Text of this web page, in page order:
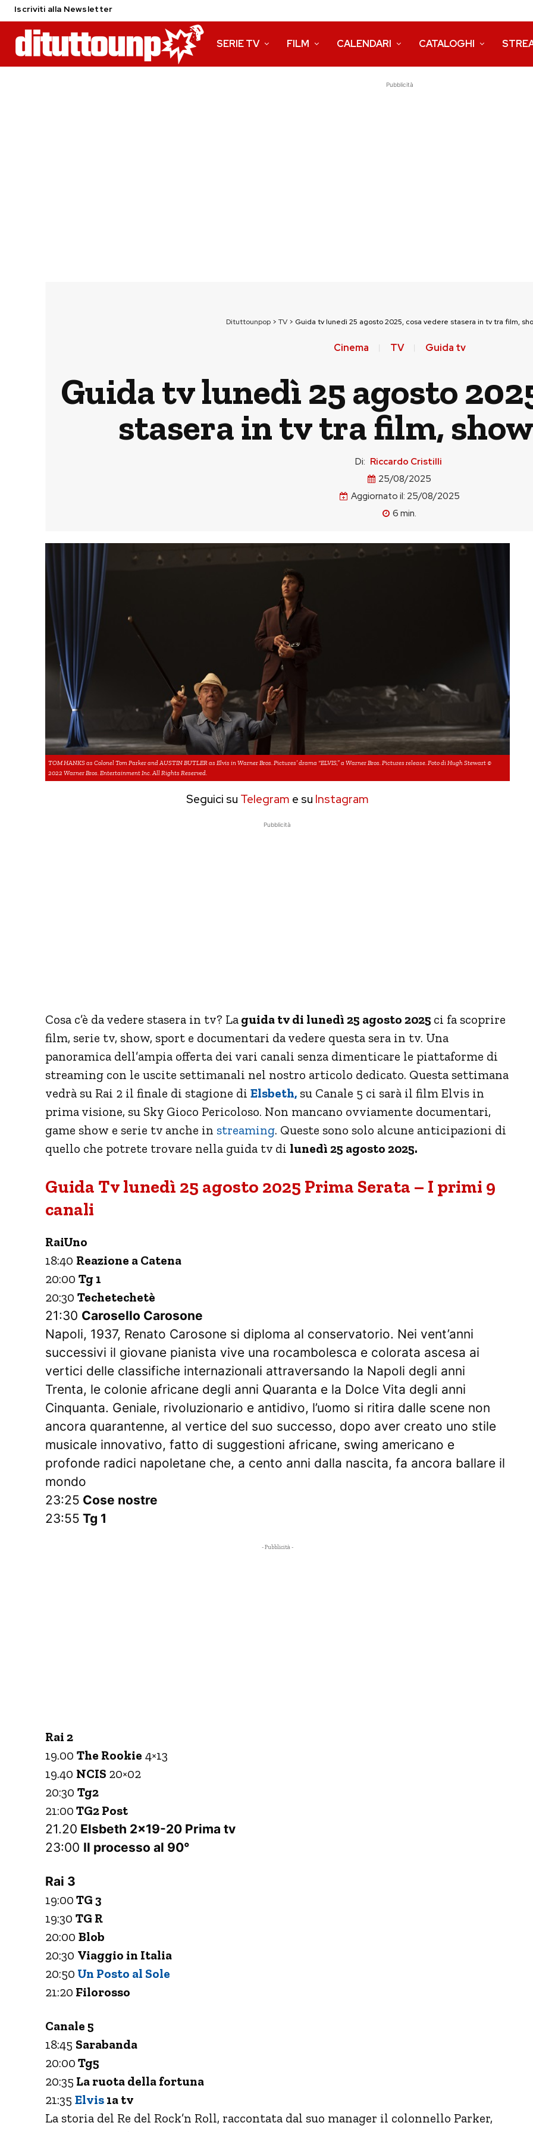
Iscriviti alla Newsletter
SERIE TV FILM CALENDARI CATALOGHI
Pubblicità
Dituttounpop > TV > Guida tv lunedì 25 agosto 2025, cosa vedere stasera in tv tra film,
Cinema TV Guida tv
Guida tv lunedì 25 agosto
stasera in tv tra film,
Di: Riccardo Cristilli
25/08/2025
Aggiornato il: 25/08/2025
6 min.
TOM HANKS as Colonel Tom Parker and AUSTIN BUTLER as Elvis in Warner Bros. Pictures’ drama “ELVIS,” a Warner Bros. Pictures release. Foto di Hugh Stewart ©
2022 Warner Bros. Entertainment Inc. All Rights Reserved.
Seguici su Telegram e su Instagram
Pubblicità
Cosa c’è da vedere stasera in tv? La guida tv di lunedì 25 agosto 2025 ci fa scoprire
film, serie tv, show, sport e documentari da vedere questa sera in tv. Una
panoramica dell’ampia offerta dei vari canali senza dimenticare le piattaforme di
streaming con le uscite settimanali nel nostro articolo dedicato. Questa settimana
vedrà su Rai 2 il finale di stagione di Elsbeth, su Canale 5 ci sarà il film Elvis in
prima visione, su Sky Gioco Pericoloso. Non mancano ovviamente documentari,
game show e serie tv anche in streaming. Queste sono solo alcune anticipazioni di
quello che potrete trovare nella guida tv di lunedì 25 agosto 2025.
Guida Tv lunedì 25 agosto 2025 Prima Serata – I primi 9
canali
RaiUno
18:40 Reazione a Catena
20:00 Tg 1
20:30 Techetechetè
21:30 Carosello Carosone
Napoli, 1937, Renato Carosone si diploma al conservatorio. Nei vent’anni
successivi il giovane pianista vive una rocambolesca e colorata ascesa ai
vertici delle classifiche internazionali attraversando la Napoli degli anni
Trenta, le colonie africane degli anni Quaranta e la Dolce Vita degli anni
Cinquanta. Geniale, rivoluzionario e antidivo, l’uomo si ritira dalle scene non
ancora quarantenne, al vertice del suo successo, dopo aver creato uno stile
musicale innovativo, fatto di suggestioni africane, swing americano e
profonde radici napoletane che, a cento anni dalla nascita, fa ancora ballare il
mondo
23:25 Cose nostre
23:55 Tg 1
- Pubblicità -
Rai 2
19.00 The Rookie 4×13
19.40 NCIS 20×02
20:30 Tg2
21:00 TG2 Post
21.20 Elsbeth 2×19-20 Prima tv
23:00 Il processo al 90°
Rai 3
19:00 TG 3
19:30 TG R
20:00 Blob
20:30 Viaggio in Italia
20:50 Un Posto al Sole
21:20 Filorosso
Canale 5
18:45 Sarabanda
20:00 Tg5
20:35 La ruota della fortuna
21:35 Elvis 1a tv
La storia del Re del Rock’n Roll, raccontata dal suo manager il colonnello Parker,